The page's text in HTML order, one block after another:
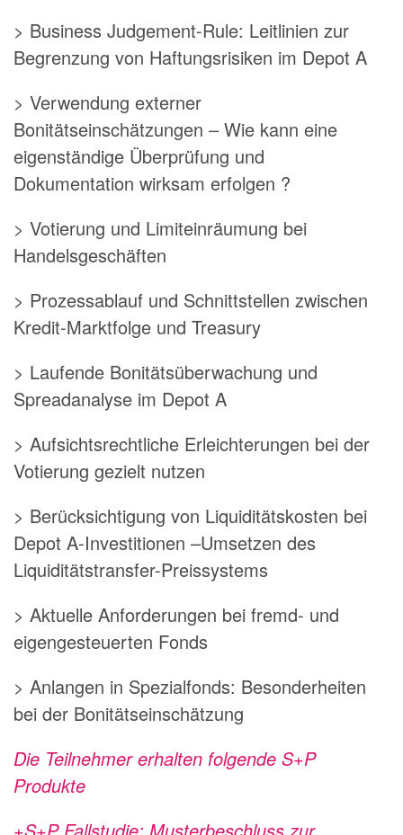
> Business Judgement-Rule: Leitlinien zur
Begrenzung von Haftungsrisiken im Depot A
> Verwendung externer
Bonitätseinschätzungen – Wie kann eine
eigenständige Überprüfung und
Dokumentation wirksam erfolgen ?
> Votierung und Limiteinräumung bei
Handelsgeschäften
> Prozessablauf und Schnittstellen zwischen
Kredit-Marktfolge und Treasury
> Laufende Bonitätsüberwachung und
Spreadanalyse im Depot A
> Aufsichtsrechtliche Erleichterungen bei der
Votierung gezielt nutzen
> Berücksichtigung von Liquiditätskosten bei
Depot A-Investitionen –Umsetzen des
Liquiditätstransfer-Preissystems
> Aktuelle Anforderungen bei fremd- und
eigengesteuerten Fonds
> Anlangen in Spezialfonds: Besonderheiten
bei der Bonitätseinschätzung
Die Teilnehmer erhalten folgende S+P
Produkte